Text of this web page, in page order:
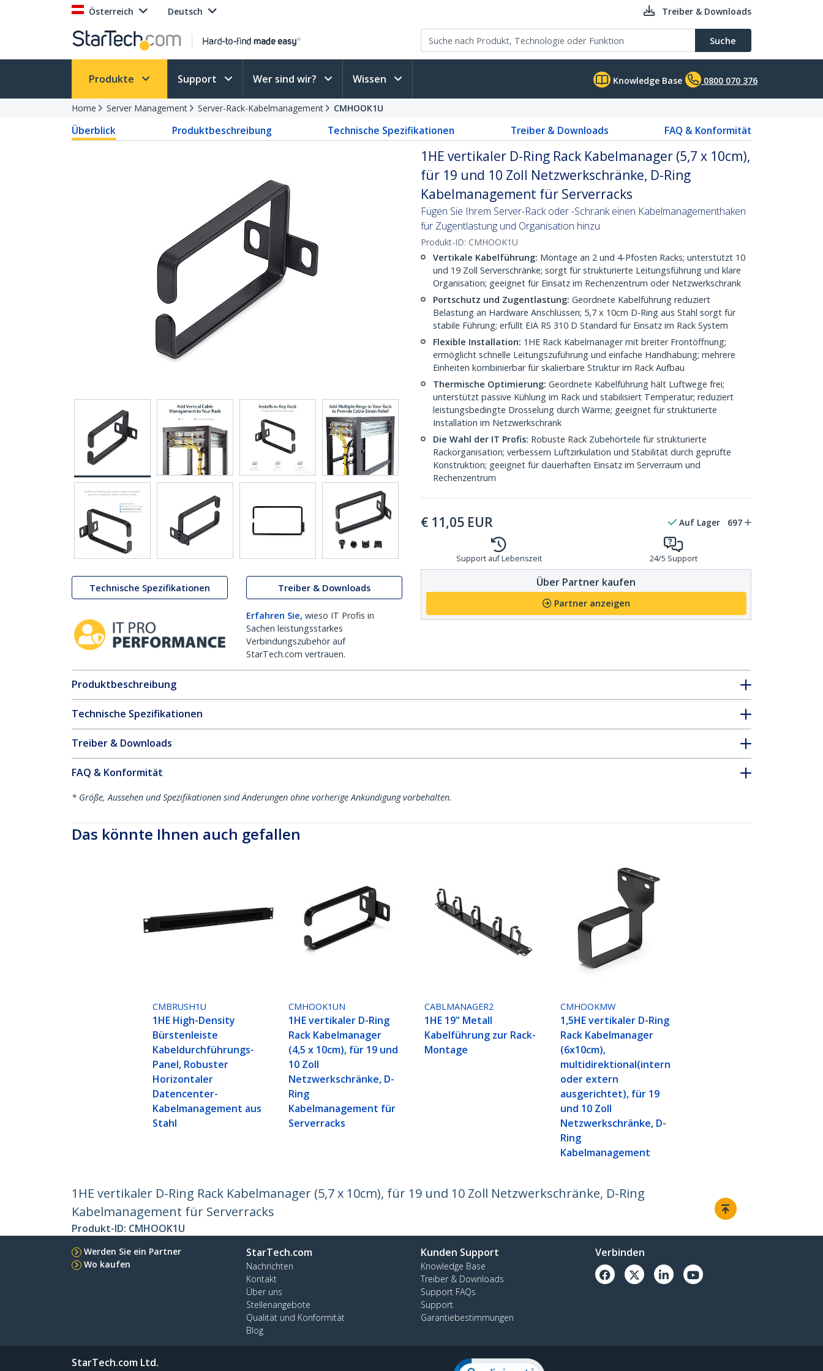
Österreich Deutsch Treiber & Downloads
Suche
Produkte Support Wer sind wir? Wissen Knowledge Base 0800 070 376
Home Server Management Server-Rack-Kabelmanagement CMHOOK1U
Überblick Produktbeschreibung Technische Spezifikationen Treiber & Downloads FAQ & Konformität
Technische Spezifikationen Treiber & Downloads
Erfahren Sie, wieso IT Profis in
Sachen leistungsstarkes
Verbindungszubehör auf
StarTech.com vertrauen.
1HE vertikaler D-Ring Rack Kabelmanager (5,7 x 10cm),
für 19 und 10 Zoll Netzwerkschränke, D-Ring
Kabelmanagement für Serverracks
Fügen Sie Ihrem Server-Rack oder -Schrank einen Kabelmanagementhaken
für Zugentlastung und Organisation hinzu
Produkt-ID: CMHOOK1U
Vertikale Kabelführung: Montage an 2 und 4-Pfosten Racks; unterstützt 10
und 19 Zoll Serverschränke; sorgt für strukturierte Leitungsführung und klare
Organisation; geeignet für Einsatz im Rechenzentrum oder Netzwerkschrank
Portschutz und Zugentlastung: Geordnete Kabelführung reduziert
Belastung an Hardware Anschlüssen; 5,7 x 10cm D-Ring aus Stahl sorgt für
stabile Führung; erfüllt EIA RS 310 D Standard für Einsatz im Rack System
Flexible Installation: 1HE Rack Kabelmanager mit breiter Frontöffnung;
ermöglicht schnelle Leitungszuführung und einfache Handhabung; mehrere
Einheiten kombinierbar für skalierbare Struktur im Rack Aufbau
Thermische Optimierung: Geordnete Kabelführung hält Luftwege frei;
unterstützt passive Kühlung im Rack und stabilisiert Temperatur; reduziert
leistungsbedingte Drosselung durch Wärme; geeignet für strukturierte
Installation im Netzwerkschrank
Die Wahl der IT Profis: Robuste Rack Zubehörteile für strukturierte
Rackorganisation; verbessern Luftzirkulation und Stabilität durch geprüfte
Konstruktion; geeignet für dauerhaften Einsatz im Serverraum und
Rechenzentrum
€ 11,05 EUR Auf Lager 697
Support auf Lebenszeit 24/5 Support
Über Partner kaufen
Partner anzeigen
Produktbeschreibung
Technische Spezifikationen
Treiber & Downloads
FAQ & Konformität
* Größe, Aussehen und Spezifikationen sind Änderungen ohne vorherige Ankündigung vorbehalten.
Das könnte Ihnen auch gefallen
CMBRUSH1U
1HE High-Density
Bürstenleiste
Kabeldurchführungs-
Panel, Robuster
Horizontaler
Datencenter-
Kabelmanagement aus
Stahl
CMHOOK1UN
1HE vertikaler D-Ring
Rack Kabelmanager
(4,5 x 10cm), für 19 und
10 Zoll
Netzwerkschränke, D-
Ring
Kabelmanagement für
Serverracks
CABLMANAGER2
1HE 19" Metall
Kabelführung zur Rack-
Montage
CMHOOKMW
1,5HE vertikaler D-Ring
Rack Kabelmanager
(6x10cm),
multidirektional(intern
oder extern
ausgerichtet), für 19
und 10 Zoll
Netzwerkschränke, D-
Ring
Kabelmanagement
1HE vertikaler D-Ring Rack Kabelmanager (5,7 x 10cm), für 19 und 10 Zoll Netzwerkschränke, D-Ring
Kabelmanagement für Serverracks
Produkt-ID: CMHOOK1U
Werden Sie ein Partner
Wo kaufen
StarTech.com
Nachrichten
Kontakt
Über uns
Stellenangebote
Qualität und Konformität
Blog
Kunden Support
Knowledge Base
Treiber & Downloads
Support FAQs
Support
Garantiebestimmungen
Verbinden
StarTech.com Ltd.